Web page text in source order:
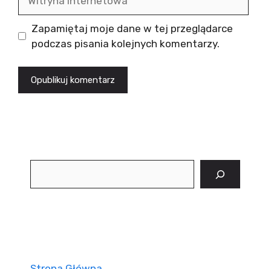
internetowa
Zapamiętaj moje dane w tej przeglądarce
podczas pisania kolejnych komentarzy.